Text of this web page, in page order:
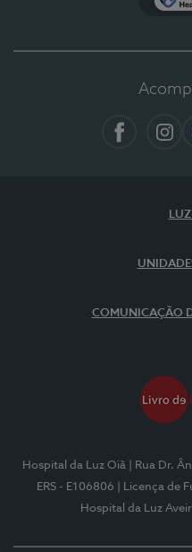
COMUNICAÇÃO
Hospital da Luz Oiã | Rua Dr.
ERS - E106806
| Licença de
Hospital da Luz